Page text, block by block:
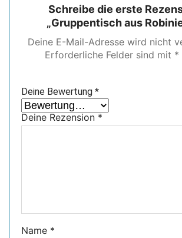
Schreibe die erste
„Gruppentisch aus
Deine E-Mail-Adresse wird nicht
Erforderliche Felder sind mit *
Deine Bewertung *
Deine Rezension *
Name *